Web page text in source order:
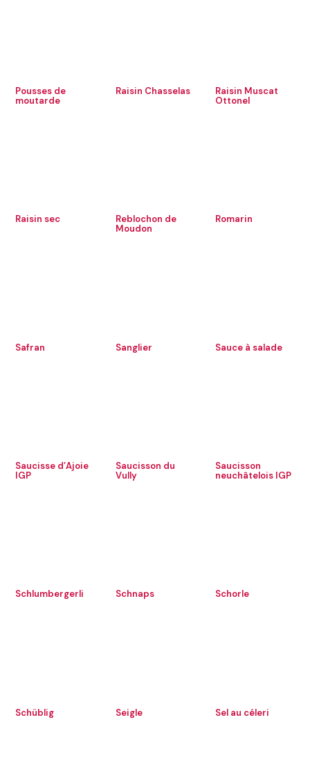
Pousses de
moutarde
Raisin Chasselas
Raisin Muscat
Ottonel
Raisin sec
Reblochon de
Moudon
Romarin
Safran Sanglier Sauce à salade
Saucisse d’Ajoie
IGP
Saucisson du
Vully
Saucisson
neuchâtelois IGP
Schlumbergerli Schnaps Schorle
Schüblig Seigle Sel au céleri